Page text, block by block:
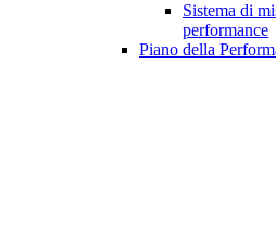
Sistema di
performance
Piano della